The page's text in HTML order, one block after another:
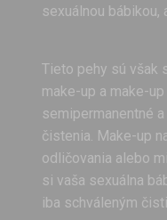
sexuálnou
Tieto pehy sú však
make-up a make-
semipermanentné
čistenia. Make-up
odličovania alebo
si vaša sexuálna
iba schváleným